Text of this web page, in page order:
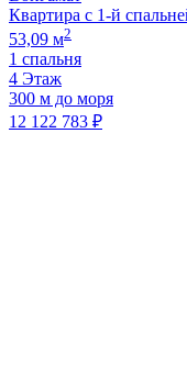
Квартира с 1-й
53,09 м2
1 спальня
4 Этаж
300 м до моря
12 122 783 ₽